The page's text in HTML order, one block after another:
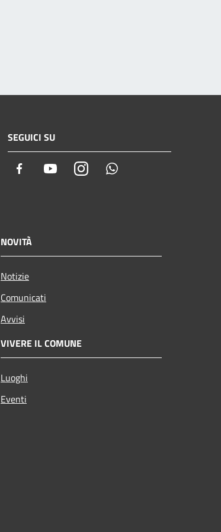
SEGUICI SU
Facebook YoutubeInstagram
NOVITÀ
Notizie
Comunicati
Avvisi
VIVERE IL COMUNE
Luoghi
Eventi